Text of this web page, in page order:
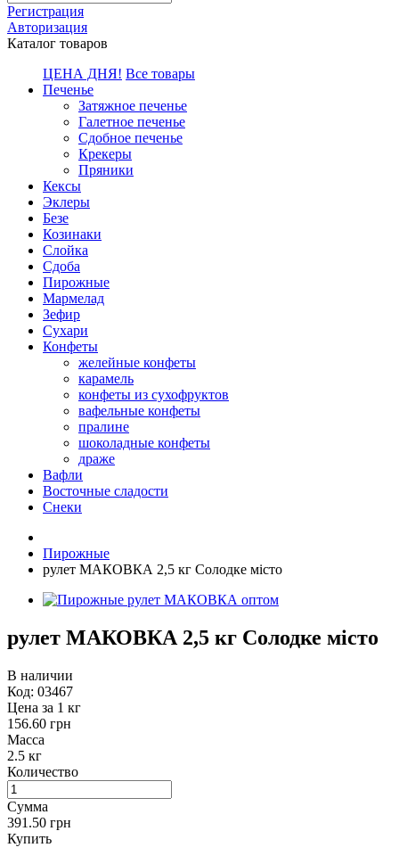
Регистрация
Авторизация
Каталог товаров
ЦЕНА ДНЯ! Все товары
Печенье
Затяжное печенье
Галетное печенье
Сдобное печенье
Крекеры
Пряники
Кексы
Эклеры
Безе
Козинаки
Слойка
Сдоба
Пирожные
Мармелад
Зефир
Сухари
Конфеты
желейные конфеты
карамель
конфеты из сухофруктов
вафельные конфеты
пралине
шоколадные конфеты
драже
Вафли
Восточные сладости
Снеки
Пирожные
рулет МАКОВКА 2,5 кг Солодке місто
рулет МАКОВКА 2,5 кг Солодке місто
В наличии
Код: 03467
Цена за 1 кг
156.60 грн
Масса
2.5 кг
Количество
Сумма
391.50 грн
Купить